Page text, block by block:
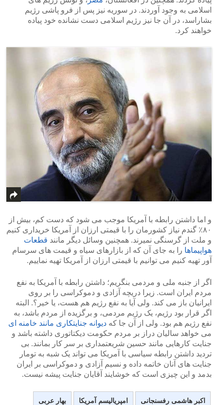
اسلامی به وجود آوردند. در سوریه نیز پس از فرو پاشی رژیم
بشاراسد، در آن جا نیز رژیم اسلامی دست نشانده خود پیاده
خواهند کرد.
و اما داشتن رابطه با آمریکا موجب می شود که دست کم، بیش از
۸۰٪ گندم نیاز کشورمان را با قیمتی ارزان از آمریکا خریداری کنیم
و ملت از گرسنگی نمیرند. همچنین وسائل دیگر مانند قطعات
هواپیماها را به جای آن که از بازارهای سیاه و قیمت های سرسام
آور تهیه کنیم می توانیم با قیمتی ارزان از آمریکا تهیه نماییم.
اگر از جنبه ملی و مردمی بنگریم؛ داشتن رابطه با آمریکا به نفع
مردم ایران است. زیرا دریچه آزادی و دموکراسی را بر روی
ایرانیان باز می کند. ولی آیا به نفع رژیم هم هست، یا خیر؟. البته
اگر قرار بود رژیم، یک رژیم مردمی، و برگزیده از مردم باشد، به
نفع رژیم هم بود. ولی از آن جا که دیوانه جنایتکاری مانند خامنه ای
می خواهد سالیان دراز بر مردم حکومت دیکتاتوری داشته باشد و
جنایت کارهایی مانند حسین شریعتمداری بر سر کار بمانند. بی
تردید داشتن رابطه سیاسی با آمریکا می تواند یک شبه به تومار
جنایت های آنان خاتمه داده و نسیم آزادی و دموکراسی بر ایران
بدمد و این چیزی است که خوشایند آقایان جنایت پیشه نیست.
اکبر هاشمی رفسنجانی امپریالیسم آمریکا بهار عربی